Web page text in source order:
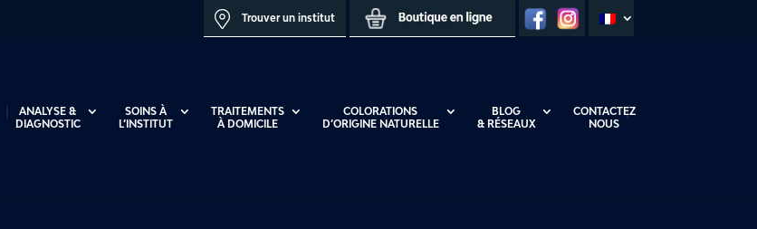
Trouver un institut
ANALYSE &
DIAGNOSTIC
SOINS À
L’INSTITUT
TRAITEMENTS
À DOMICILE
COLORATIONS
D’ORIGINE NATURELLE
BLOG
& RÉSEAUX
CONTACTEZ
NOUS